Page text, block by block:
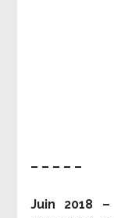
– – – – –
Juin 2018 –